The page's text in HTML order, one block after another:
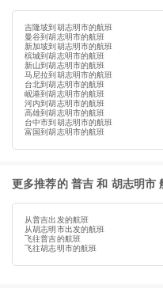
吉隆坡到胡志明市的航班
曼谷到胡志明市的航班
新加坡到胡志明市的航班
槟城到胡志明市的航班
新山到胡志明市的航班
马尼拉到胡志明市的航班
台北到胡志明市的航班
岘港到胡志明市的航班
河内到胡志明市的航班
高雄到胡志明市的航班
台中市到胡志明市的航班
富国到胡志明市的航班
更多推荐的 普吉 和 胡志明市
从普吉出发的航班
从胡志明市出发的航班
飞往普吉的航班
飞往胡志明市的航班